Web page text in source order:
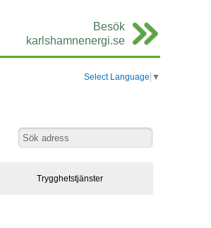
Besök
karlshamnenergi.se
Select Language ▼
Trygghetstjänster